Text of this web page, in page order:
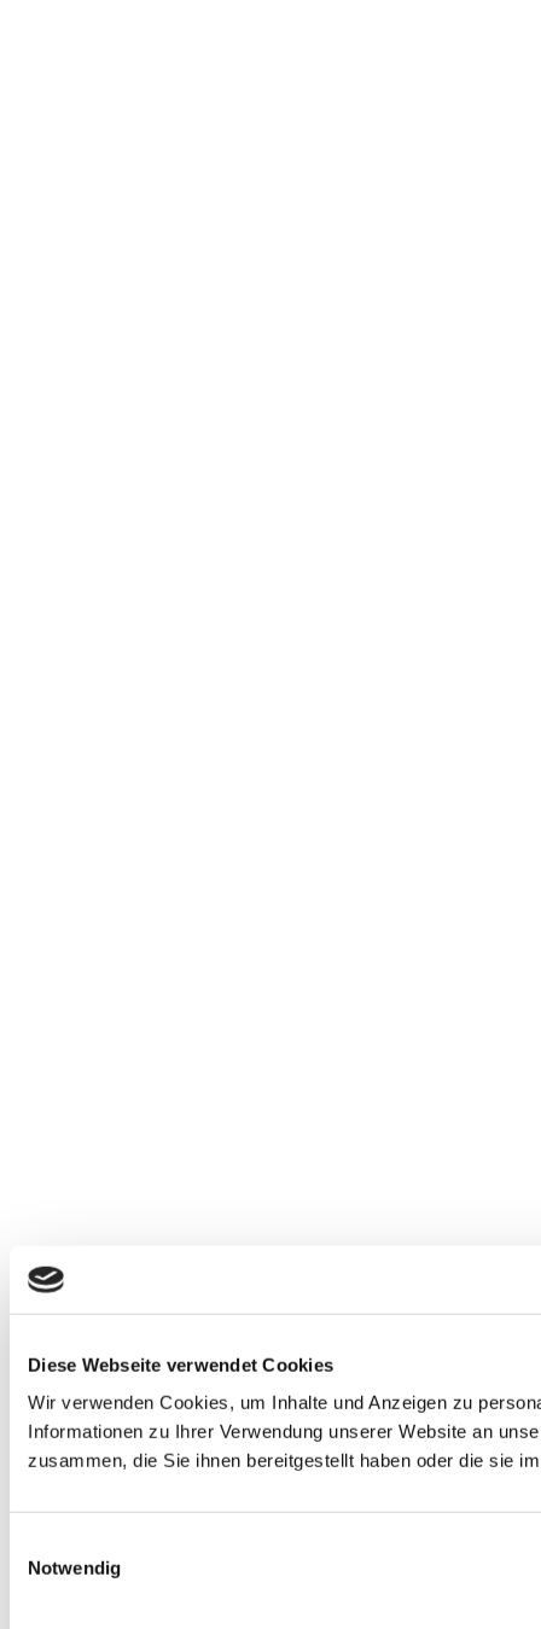
Diese Webseite verwendet Cookies
Wir verwenden Cookies, um Inhalte und Anzeigen zu
Informationen zu Ihrer Verwendung unserer Website an
zusammen, die Sie ihnen bereitgestellt haben oder die sie
Notwendig